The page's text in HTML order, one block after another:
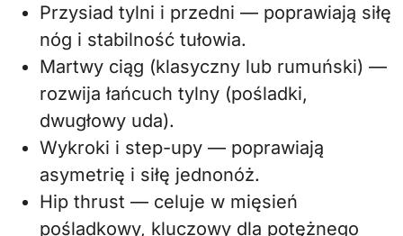
Przysiad tylni i przedni — poprawiają siłę
nóg i stabilność tułowia.
Martwy ciąg (klasyczny lub rumuński) —
rozwija łańcuch tylny (pośladki,
dwugłowy uda).
Wykroki i step-upy — poprawiają
asymetrię i siłę jednonóż.
Hip thrust — celuje w mięsień
pośladkowy, kluczowy dla potężnego